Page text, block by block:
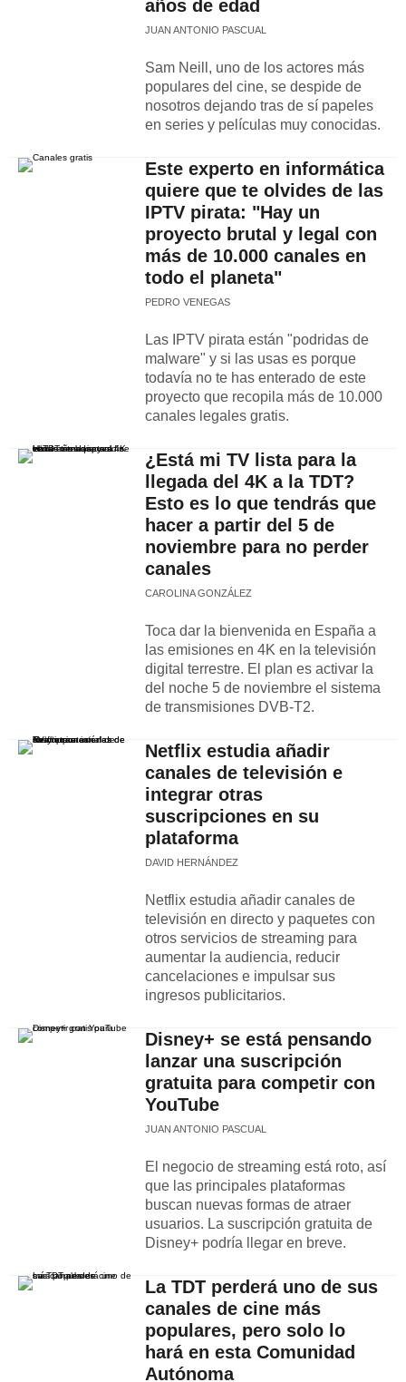
años de edad
JUAN ANTONIO PASCUAL
Sam Neill, uno de los actores más
populares del cine, se despide de
nosotros dejando tras de sí papeles
en series y películas muy conocidas.
Este experto en informática
quiere que te olvides de las
IPTV pirata: "Hay un
proyecto brutal y legal con
más de 10.000 canales en
todo el planeta"
PEDRO VENEGAS
Las IPTV pirata están "podridas de
malware" y si las usas es porque
todavía no te has enterado de este
proyecto que recopila más de 10.000
canales legales gratis.
¿Está mi TV lista para la
llegada del 4K a la TDT?
Esto es lo que tendrás que
hacer a partir del 5 de
noviembre para no perder
canales
CAROLINA GONZÁLEZ
Toca dar la bienvenida en España a
las emisiones en 4K en la televisión
digital terrestre. El plan es activar la
del noche 5 de noviembre el sistema
de transmisiones DVB-T2.
Netflix estudia añadir
canales de televisión e
integrar otras
suscripciones en su
plataforma
DAVID HERNÁNDEZ
Netflix estudia añadir canales de
televisión en directo y paquetes con
otros servicios de streaming para
aumentar la audiencia, reducir
cancelaciones e impulsar sus
ingresos publicitarios.
Disney+ se está pensando
lanzar una suscripción
gratuita para competir con
YouTube
JUAN ANTONIO PASCUAL
El negocio de streaming está roto, así
que las principales plataformas
buscan nuevas formas de atraer
usuarios. La suscripción gratuita de
Disney+ podría llegar en breve.
La TDT perderá uno de sus
canales de cine más
populares, pero solo lo
hará en esta Comunidad
Autónoma